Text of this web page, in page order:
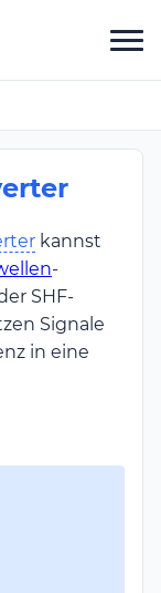
kannst
-
SHF-
Signale
in eine